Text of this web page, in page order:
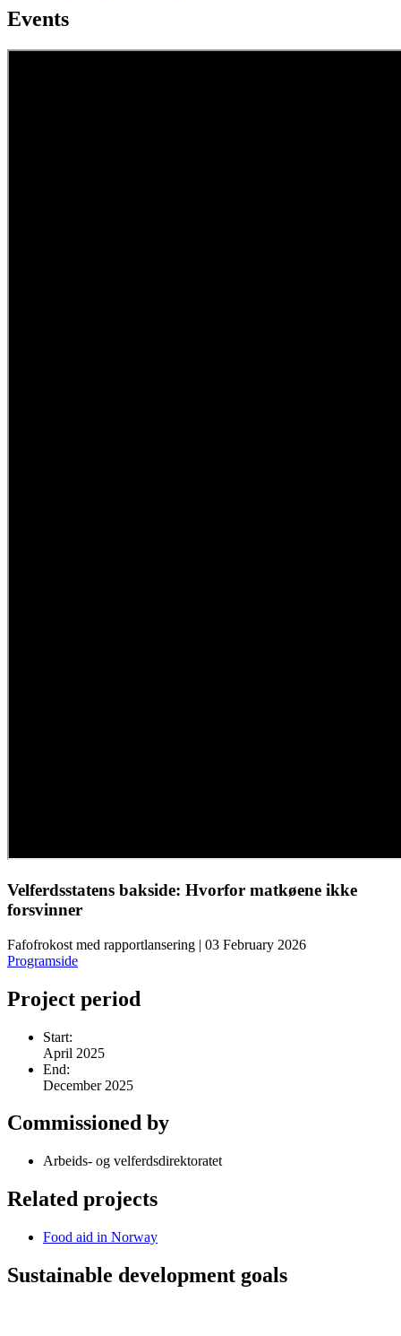
Events
Velferdsstatens bakside: Hvorfor matkøene ikke
forsvinner
Fafofrokost med rapportlansering | 03 February 2026
Programside
Project period
Start:
April 2025
End:
December 2025
Commissioned by
Arbeids- og velferdsdirektoratet
Related projects
Food aid in Norway
Sustainable development goals